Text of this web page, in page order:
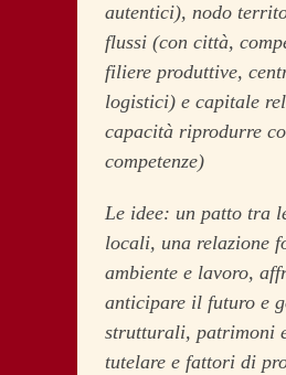
autentici), nodo
flussi (con città,
filiere produttive,
logistici) e capitale
capacità riprodurre
competenze)
Le idee: un patto tra
locali, una relazione
ambiente e lavoro,
anticipare il futuro e
strutturali, patrimoni
tutelare e fattori di